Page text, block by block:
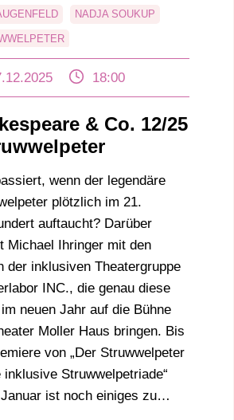
NADJA SOUKUP
INC.
18:00
& Co. 12/25
wenn der legendäre
plötzlich im 21.
auftaucht? Darüber
Michael Ihringer mit den
der inklusiven Theatergruppe
INC., die genau diese
im neuen Jahr auf die Bühne
Moller Haus bringen. Bis
von „Der Struwwelpeter
inklusive Struwwelpetriade“
ist noch einiges zu…